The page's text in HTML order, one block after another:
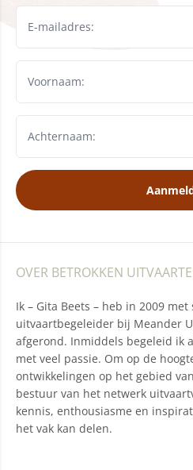
OVER BETROKKEN
Ik – Gita Beets – heb in 2009
uitvaartbegeleider bij Meander
afgerond. Inmiddels begeleid ik
met veel passie. Om op de
ontwikkelingen op het gebied
bestuur van het netwerk
kennis, enthousiasme en
het vak kan delen.